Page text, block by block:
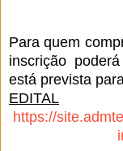
Para quem
inscrição
está prevista
EDITAL
https://